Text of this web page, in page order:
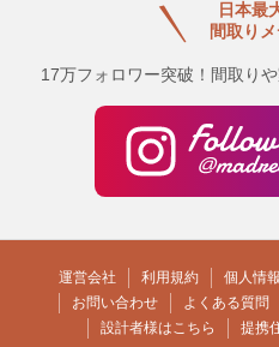
日本最
間取り
17万フォロワー突破！間取り
運営会社 利用規約 個人情
お問い合わせ
よくある質問
設計者様はこちら
提携